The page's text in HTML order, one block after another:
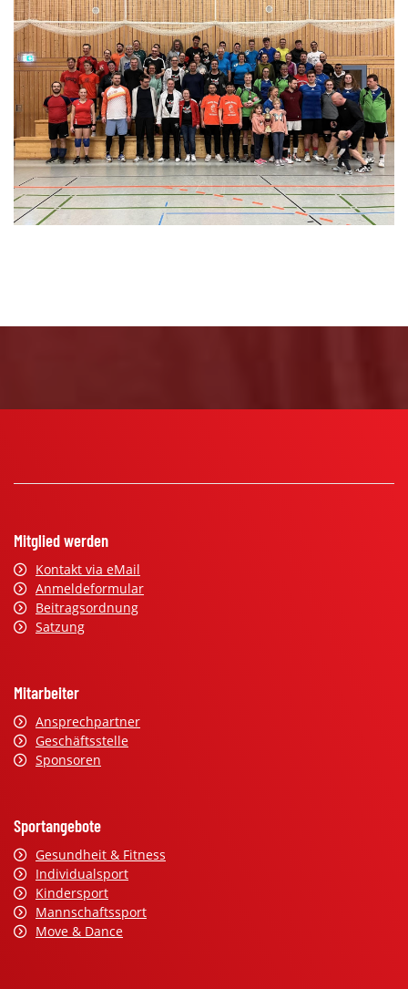
Mitglied werden
Kontakt via eMail
Anmeldeformular
Beitragsordnung
Satzung
Mitarbeiter
Ansprechpartner
Geschäftsstelle
Sponsoren
Sportangebote
Gesundheit & Fitness
Individualsport
Kindersport
Mannschaftssport
Move & Dance